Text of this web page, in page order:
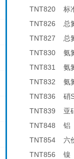
TNT820 标
TNT826 总
TNT827 总
TNT830 氨
TNT831 氨
TNT832 氨
TNT836 硝
TNT839 亚
TNT848 铝
TNT854 六
TNT856 镍